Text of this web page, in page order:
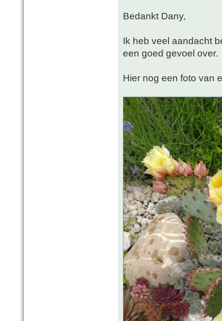
Bedankt Dany,
Ik heb veel aandacht
een goed gevoel over.
Hier nog een foto van